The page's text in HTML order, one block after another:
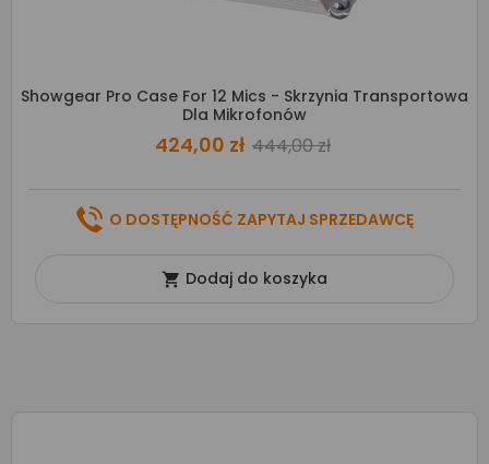
Showgear Pro Case For 12 Mics - Skrzynia Transportowa
Dla Mikrofonów
424,00 zł 444,00 zł
O DOSTĘPNOŚĆ ZAPYTAJ SPRZEDAWCĘ
 Dodaj do koszyka